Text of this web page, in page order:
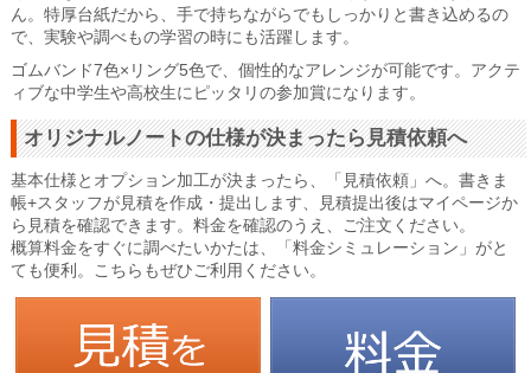
ん。特厚台紙だから、手で持ちながらでもしっかりと書き込めるの
で、実験や調べもの学習の時にも活躍します。
ゴムバンド7色×リング5色で、個性的なアレンジが可能です。アクテ
ィブな中学生や高校生にピッタリの参加賞になります。
オリジナルノートの仕様が決まったら見積依頼へ
基本仕様とオプション加工が決まったら、「見積依頼」へ。書きま
帳+スタッフが見積を作成・提出します、見積提出後はマイページか
ら見積を確認できます。料金を確認のうえ、ご注文ください。
概算料金をすぐに調べたいかたは、「料金シミュレーション」がと
ても便利。こちらもぜひご利用ください。